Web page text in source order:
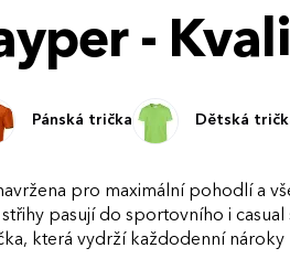
-
Pánská trička Dětská
pro maximální pohodlí a
pasují do sportovního i
která vydrží každodenní